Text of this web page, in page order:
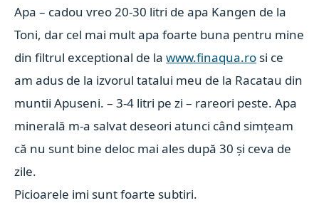
Apa – cadou vreo 20-30 litri de apa Kangen de la
Toni, dar cel mai mult apa foarte buna pentru mine
din filtrul exceptional de lawww.finaqua.ro si ce
am adus de la izvorul tatalui meu de la Racatau din
muntii Apuseni. – 3-4 litri pe zi – rareori peste. Apa
minerală m-a salvat deseori atunci când simțeam
că nu sunt bine deloc mai ales după 30 și ceva de
zile.
Picioarele imi sunt foarte subtiri.